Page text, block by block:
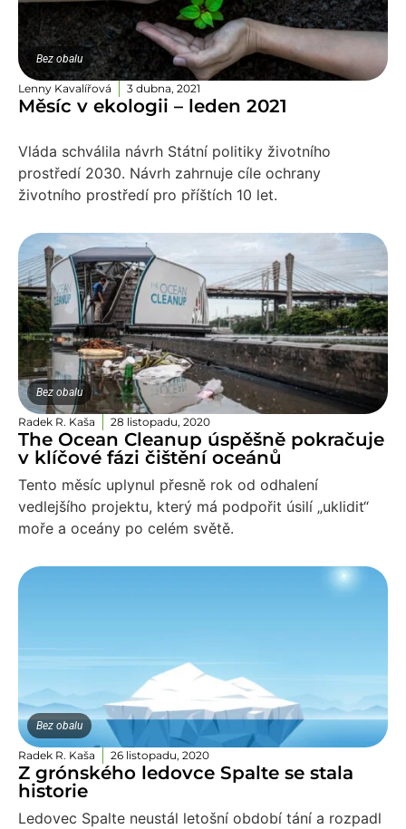
Bez obalu
Lenny Kavalířová 3 dubna, 2021
Měsíc v ekologii – leden 2021
Vláda schválila návrh Státní politiky životního
prostředí 2030. Návrh zahrnuje cíle ochrany
životního prostředí pro příštích 10 let.
Bez obalu
Radek R. Kaša 28 listopadu, 2020
The Ocean Cleanup úspěšně pokračuje
v klíčové fázi čištění oceánů
Tento měsíc uplynul přesně rok od odhalení
vedlejšího projektu, který má podpořit úsilí „uklidit“
moře a oceány po celém světě.
Bez obalu
Radek R. Kaša 26 listopadu, 2020
Z grónského ledovce Spalte se stala
historie
Ledovec Spalte neustál letošní období tání a rozpadl